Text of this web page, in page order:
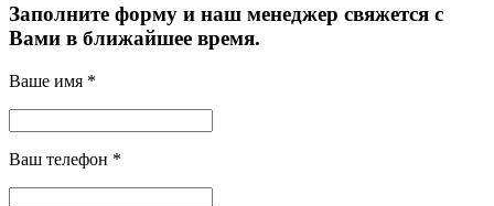
Заполните форму и наш менеджер свяжется с
Вами в ближайшее время.
Ваше имя *
Ваш телефон *